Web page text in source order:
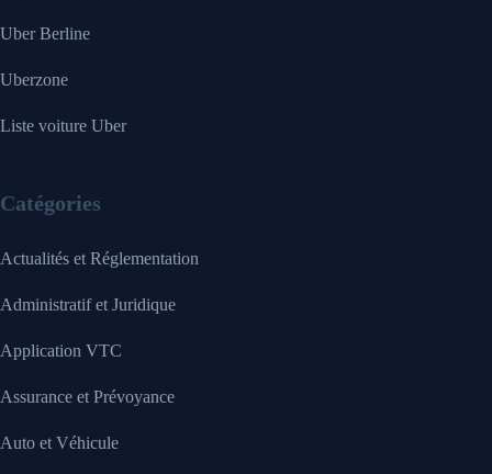
Uber Berline
Uberzone
Liste voiture Uber
Catégories
Actualités et Réglementation
Administratif et Juridique
Application VTC
Assurance et Prévoyance
Auto et Véhicule